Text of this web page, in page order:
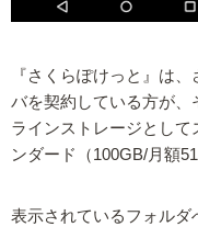
『さくらぽけっと』は
バを契約している方が、
ラインストレージとし
ンダード（100GB/月額
表示されているフォルダ